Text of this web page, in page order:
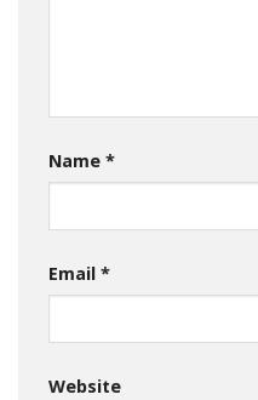
Name *
Email *
Website